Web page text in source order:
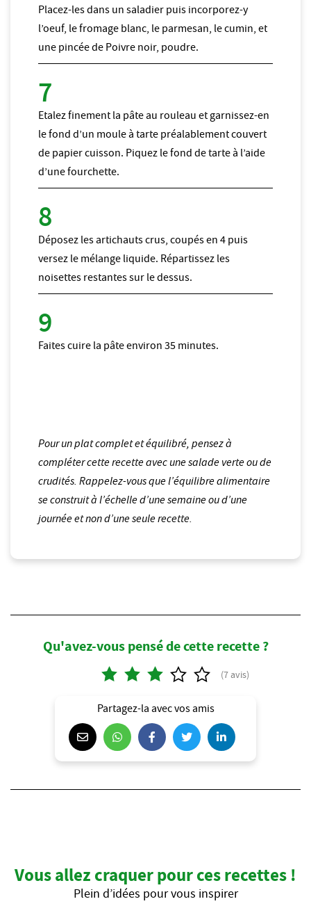
Placez-les dans un saladier puis incorporez-y
l’oeuf, le fromage blanc, le parmesan, le cumin, et
une pincée de Poivre noir, poudre.
Etalez finement la pâte au rouleau et garnissez-en
le fond d’un moule à tarte préalablement couvert
de papier cuisson. Piquez le fond de tarte à l’aide
d’une fourchette.
Déposez les artichauts crus, coupés en 4 puis
versez le mélange liquide. Répartissez les
noisettes restantes sur le dessus.
Faites cuire la pâte environ 35 minutes.
Pour un plat complet et équilibré, pensez à
compléter cette recette avec une salade verte ou de
crudités. Rappelez-vous que l’équilibre alimentaire
se construit à l’échelle d’une semaine ou d’une
journée et non d’une seule recette.
Qu'avez-vous pensé de cette recette ?
Partagez-la avec vos amis
Vous allez craquer pour ces recettes !
Plein d’idées pour vous inspirer